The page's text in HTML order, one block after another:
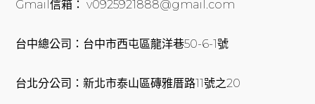
Gmail信箱： v0925921888@gmail.com
台中總公司：台中市西屯區龍洋巷50-6-1號
台北分公司：新北市泰山區磚雅厝路11號之20